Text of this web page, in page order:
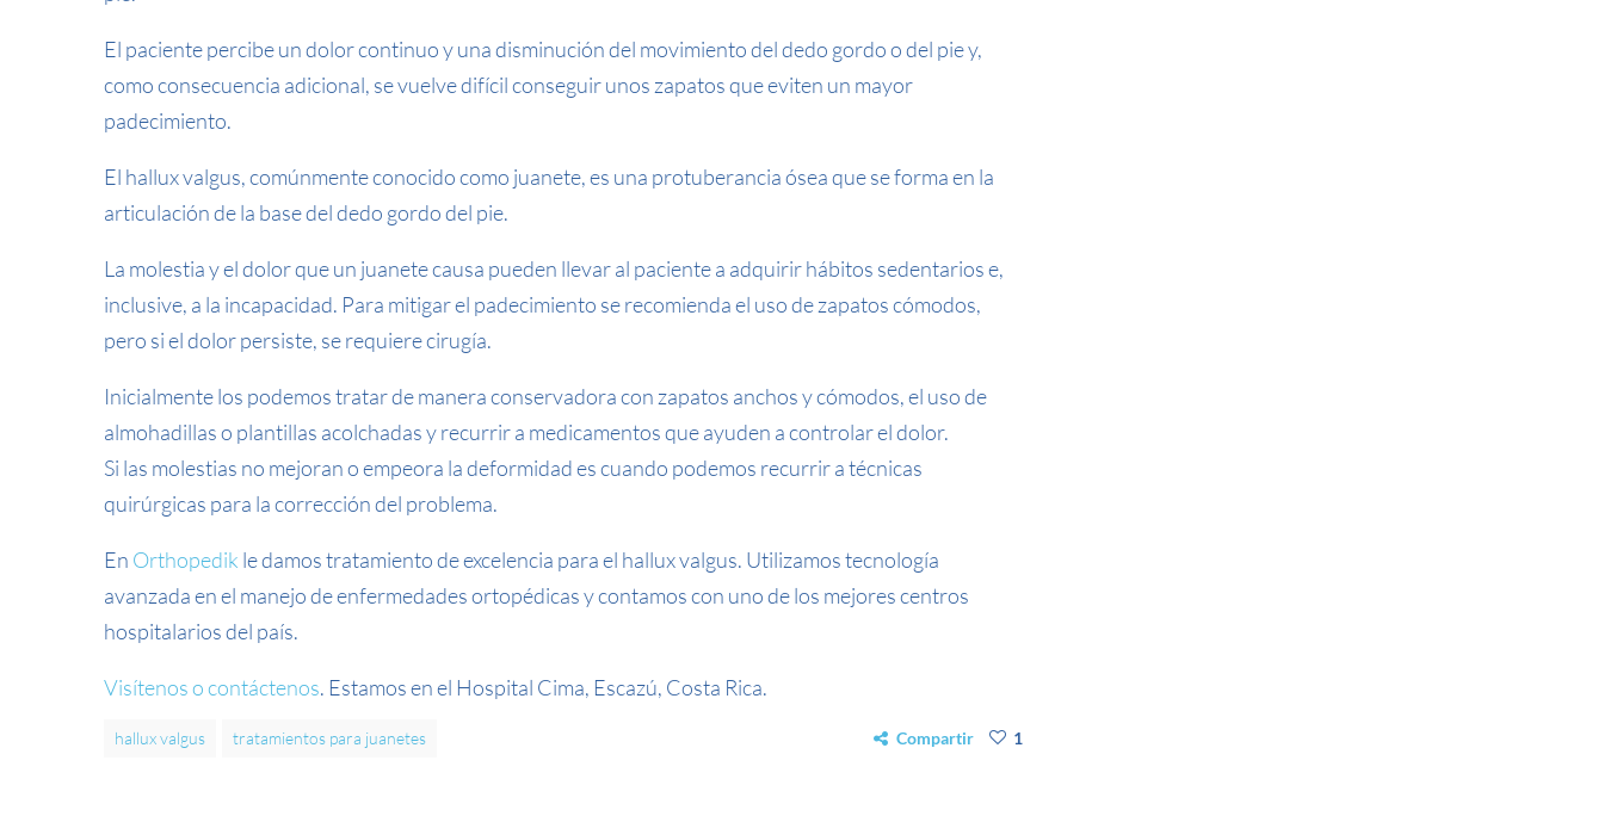
El paciente percibe un dolor continuo y una disminución del movimiento del dedo gordo o del pie y,
como consecuencia adicional, se vuelve difícil conseguir unos zapatos que eviten un mayor
padecimiento.
El hallux valgus, comúnmente conocido como juanete, es una protuberancia ósea que se forma en la
articulación de la base del dedo gordo del pie.
La molestia y el dolor que un juanete causa pueden llevar al paciente a adquirir hábitos sedentarios e,
inclusive, a la incapacidad. Para mitigar el padecimiento se recomienda el uso de zapatos cómodos,
pero si el dolor persiste, se requiere cirugía.
Inicialmente los podemos tratar de manera conservadora con zapatos anchos y cómodos, el uso de
almohadillas o plantillas acolchadas y recurrir a medicamentos que ayuden a controlar el dolor.
Si las molestias no mejoran o empeora la deformidad es cuando podemos recurrir a técnicas
quirúrgicas para la corrección del problema.
En Orthopedik le damos tratamiento de excelencia para el hallux valgus. Utilizamos tecnología
avanzada en el manejo de enfermedades ortopédicas y contamos con uno de los mejores centros
hospitalarios del país.
Visítenos o contáctenos. Estamos en el Hospital Cima, Escazú, Costa Rica.
hallux valgus tratamientos para juanetes Compartir 1